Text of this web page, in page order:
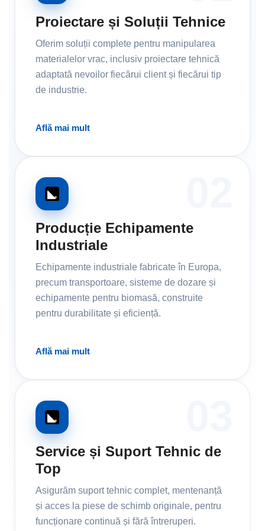
Proiectare și Soluții Tehnice
Oferim soluții complete pentru manipularea
materialelor vrac, inclusiv proiectare tehnică
adaptată nevoilor fiecărui client și fiecărui tip
de industrie.
Află mai mult
Producție Echipamente
Industriale
Echipamente industriale fabricate în Europa,
precum transportoare, sisteme de dozare și
echipamente pentru biomasă, construite
pentru durabilitate și eficiență.
Află mai mult
Service și Suport Tehnic de
Top
Asigurăm suport tehnic complet, mentenanță
și acces la piese de schimb originale, pentru
funcționare continuă și fără întreruperi.